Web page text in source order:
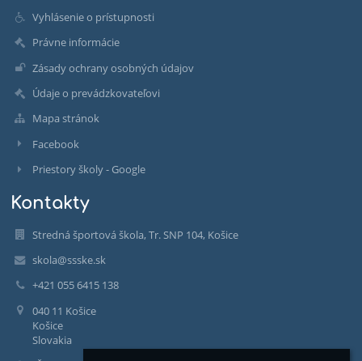
Vyhlásenie o prístupnosti
Právne informácie
Zásady ochrany osobných údajov
Údaje o prevádzkovateľovi
Mapa stránok
Facebook
Priestory školy - Google
Kontakty
Stredná športová škola, Tr. SNP 104, Košice
skola@ssske.sk
+421 055 6415 138
040 11 Košice
Košice
Slovakia